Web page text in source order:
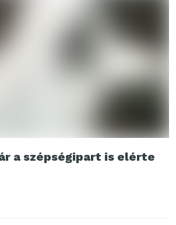
a szépségipart is elérte